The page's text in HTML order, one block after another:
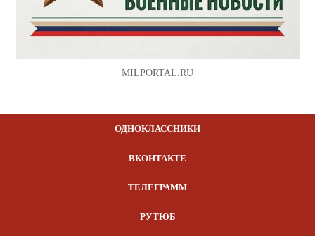
MILPORTAL.RU
ОДНОКЛАССНИКИ
ВКОНТАКТЕ
ТЕЛЕГРАММ
РУТЮБ